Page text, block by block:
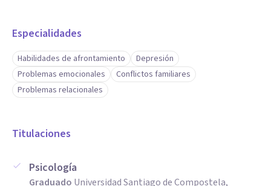
Especialidades
Habilidades de afrontamiento
Depresión
Problemas emocionales
Conflictos familiares
Problemas relacionales
Titulaciones
Psicología
Graduado Universidad Santiago de Compostela,